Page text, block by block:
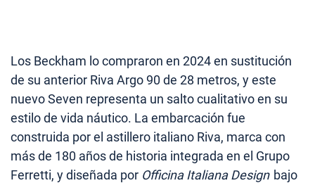
Los Beckham lo compraron en 2024 en sustitución
de su anterior Riva Argo 90 de 28 metros, y este
nuevo Seven representa un salto cualitativo en su
estilo de vida náutico. La embarcación fue
construida por el astillero italiano Riva, marca con
más de 180 años de historia integrada en el Grupo
Ferretti, y diseñada por Officina Italiana Design bajo